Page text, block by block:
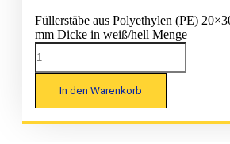
Füllerstäbe aus Polyethylen (PE)
mm Dicke in weiß/hell Menge
In den Warenkorb